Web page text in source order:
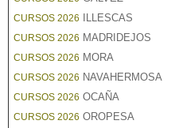
CURSOS 2026 ILLESCAS
CURSOS 2026 MADRIDEJOS
CURSOS 2026 MORA
CURSOS 2026 NAVAHERMOSA
CURSOS 2026 OCAÑA
CURSOS 2026 OROPESA